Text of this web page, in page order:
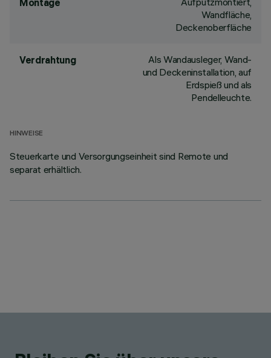
Montage
Wandfläche,
Deckenoberfläche
Verdrahtung
Als Wandausleger, Wand-
und Deckeninstallation, auf
Erdspieß und als
Pendelleuchte.
HINWEISE
Steuerkarte und Versorgungseinheit sind Remote und
separat erhältlich.